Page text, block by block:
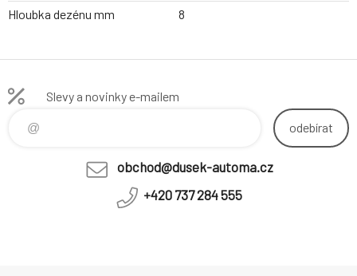
Hloubka dezénu mm
8
Slevy a novinky e-mailem
odebírat
obchod@dusek-automa.cz
+420 737 284 555